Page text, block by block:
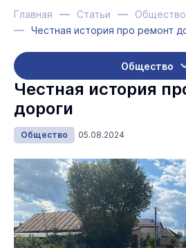
Главная Статьи
Общество
Честная история про ремонт
Общество
Честная история
дороги
Общество 05.08.2024